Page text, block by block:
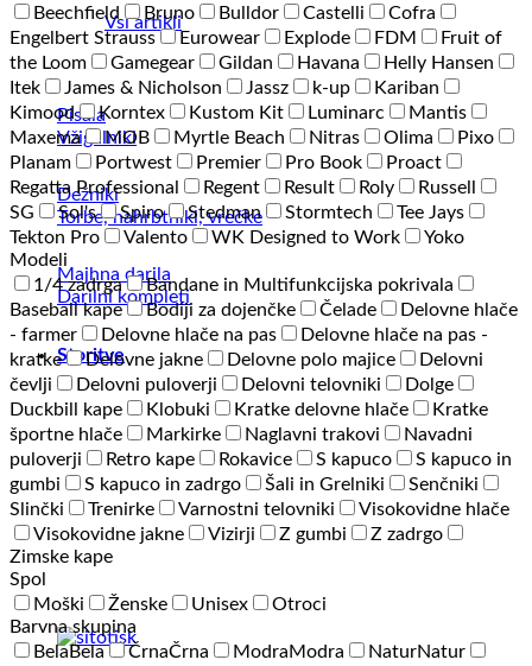
Vsi artikli
Pisala
Vžigalniki
Dežniki
Torbe, nahrbtniki, vrečke
Majhna darila
Darilni kompleti
Storitve
Beechfield
Bruno Bulldor Castelli
Cofra
Engelbert Strauss
Eurowear Explode FDM
Fruit of
the Loom
Gamegear Gildan Havana
Helly Hansen
Itek
James & Nicholson Jassz k-up
Kariban
Kimood
Korntex Kustom Kit Luminarc
Mantis
Maxema
MOB Myrtle Beach Nitras Olima
Pixo
Planam
Portwest Premier Pro Book
Proact
Regatta Professional
Regent Result Roly
Russell
SG
Sol's Spiro Stedman Stormtech
Tee Jays
Tekton Pro
Valento WK Designed to Work
Yoko
Modeli
1/4 zadrga
Bandane in Multifunkcijska pokrivala
Baseball kape
Bodiji za dojenčke Čelade
Delovne hlače
- farmer
Delovne hlače na pas
Delovne hlače na pas -
kratke
Delovne jakne Delovne polo majice
Delovni
čevlji
Delovni puloverji Delovni telovniki
Dolge
Duckbill kape
Klobuki Kratke delovne hlače
Kratke
športne hlače
Markirke Naglavni trakovi
Navadni
puloverji
Retro kape Rokavice S kapuco
S kapuco in
gumbi
S kapuco in zadrgo Šali in Grelniki
Senčniki
Slinčki
Trenirke Varnostni telovniki
Visokovidne hlače
Visokovidne jakne
Vizirji Z gumbi
Z zadrgo
Zimske kape
Spol
Moški
Ženske Unisex
Otroci
Barvna skupina
BelaBela ČrnaČrna ModraModra NaturNatur